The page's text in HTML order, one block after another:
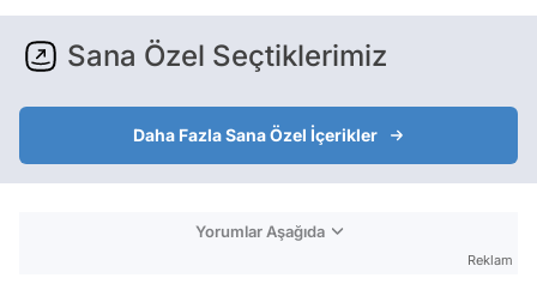
Sana Özel Seçtiklerimiz
Daha Fazla Sana Özel İçerikler
Yorumlar Aşağıda
Reklam